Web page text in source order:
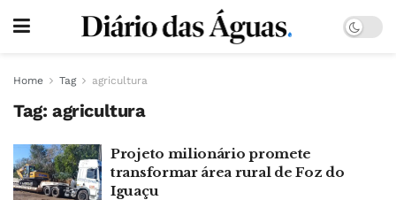
Home Tag agricultura
Tag: agricultura
Projeto milionário promete
transformar área rural de Foz do
Iguaçu